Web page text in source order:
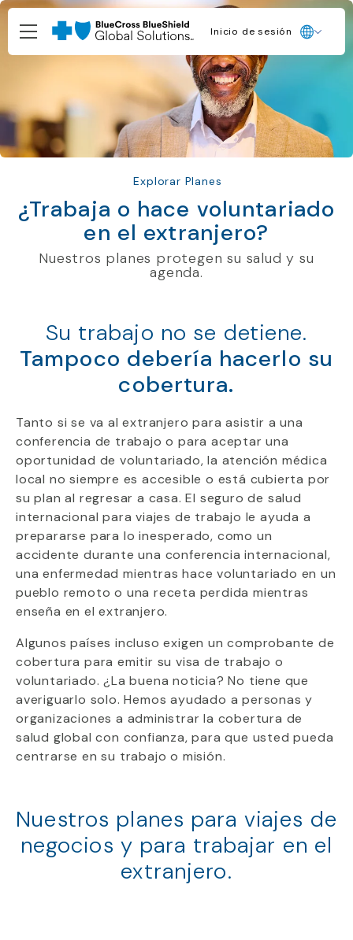
Inicio de sesión
Explorar Planes
¿Trabaja o hace voluntariado
en el extranjero?
Nuestros planes protegen su salud y su
agenda.
Su trabajo no se detiene.
Tampoco debería hacerlo su
cobertura.
Tanto si se va al extranjero para asistir a una
conferencia de trabajo o para aceptar una
oportunidad de voluntariado, la atención médica
local no siempre es accesible o está cubierta por
su plan al regresar a casa. El seguro de salud
internacional para viajes de trabajo le ayuda a
prepararse para lo inesperado, como un
accidente durante una conferencia internacional,
una enfermedad mientras hace voluntariado en un
pueblo remoto o una receta perdida mientras
enseña en el extranjero.
Algunos países incluso exigen un comprobante de
cobertura para emitir su visa de trabajo o
voluntariado. ¿La buena noticia? No tiene que
averiguarlo solo. Hemos ayudado a personas y
organizaciones a administrar la cobertura de
salud global con confianza, para que usted pueda
centrarse en su trabajo o misión.
Nuestros planes para viajes de
negocios y para trabajar en el
extranjero.